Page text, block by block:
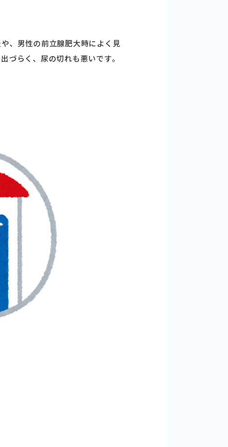
、男性の前立腺肥大時によく見
づらく、尿の切れも悪いです。